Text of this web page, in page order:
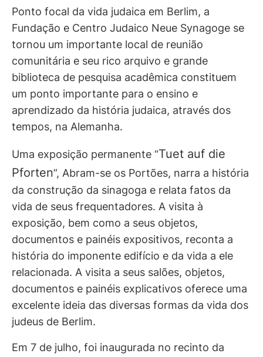
Ponto focal da vida judaica em Berlim, a
Fundação e Centro Judaico Neue Synagoge se
tornou um importante local de reunião
comunitária e seu rico arquivo e grande
biblioteca de pesquisa acadêmica constituem
um ponto importante para o ensino e
aprendizado da história judaica, através dos
tempos, na Alemanha.
Uma exposição permanente “Tuet auf die
Pforten”, Abram-se os Portões, narra a história
da construção da sinagoga e relata fatos da
vida de seus frequentadores. A visita à
exposição, bem como a seus objetos,
documentos e painéis expositivos, reconta a
história do imponente edifício e da vida a ele
relacionada. A visita a seus salões, objetos,
documentos e painéis explicativos oferece uma
excelente ideia das diversas formas da vida dos
judeus de Berlim.
Em 7 de julho, foi inaugurada no recinto da